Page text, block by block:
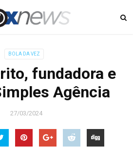
BOLA DA VEZ
fundadora e
Agência
27/03/2024